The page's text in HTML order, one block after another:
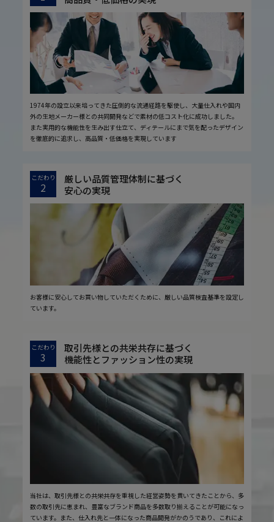
1974年の設立以来培ってきた圧倒的な流通経路を駆使し、大量仕入れや国内
外の生地メーカー様との共同開発などで素材の低コスト化に成功しました。
また実用的な機能性を生み出す仕立て、ディテールにまで気を配ったデザイン
を徹底的に追求し、高品質・低価格を実現しています
こだわり
2
厳しい品質管理体制に基づく
安心の実現
お客様に安心してお買い物していただくために、厳しい品質検査基準を設定し
ています。
こだわり
3
取引先様との共栄共存に基づく
機能性とファッション性の実現
当社は、取引先様との共栄共存を重視した経営姿勢を貫いてきたことから、多
数の取引先に恵まれ、豊富なブランド商品を多数取り揃えることが可能になっ
ています。また、仕入れ先と一体になった商品開発がかのうであり、これによ